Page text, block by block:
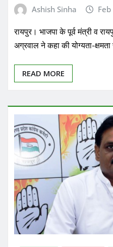
Ashish Sinha
रायपुर। भाजपा के पूर्व मंत्री व
अग्रवाल ने कहा की योग्यता-
READ MORE